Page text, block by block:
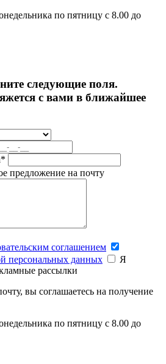
по пятницу с 8.00 до
следующие поля.
с вами в ближайшее
предложение на почту
соглашением
персональных данных
Я
рассылки
вы соглашаетесь на получение
по пятницу с 8.00 до